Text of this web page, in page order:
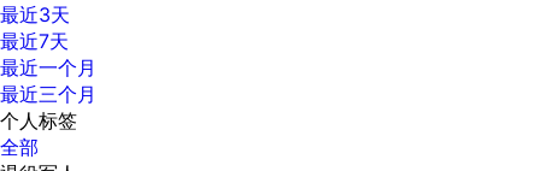
最近3天
最近7天
最近一个月
最近三个月
个人标签
全部